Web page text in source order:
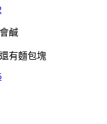
鹹
有麵包塊